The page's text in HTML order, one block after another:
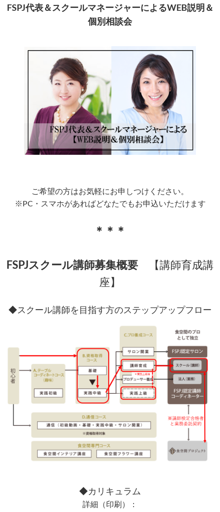
FSPJ代表＆スクールマネージャーによるWEB説明＆
個別相談会
ご希望の方はお気軽にお申しつけください。
※PC・スマホがあればどなたでもお申込いただけます
＊＊＊
FSPJスクール講師募集概要
【講師育成講
座】
◆スクール講師を目指す方のステップアップフロー
◆カリキュラム
詳細（印刷）：